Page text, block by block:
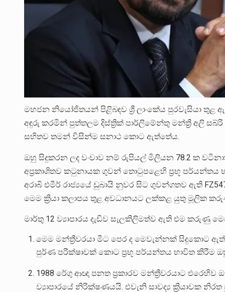
මහජන නියෝජිතයන් පිළිබඳව ශ්‍රී ලාංකේය පුරවැසියා
අඳුරු කරමින් පුත්තලම දිස්ත්‍රික් පාර්ලිමේන්තු මන්ත්‍රී අලි
සහිතව තමන් විසින්ම සනාථ කොට ඇත්තේය.
ඔහු සිදුකරන ලද වංචාව නම් රුපියල් මිලියන 78.2 ක
අප්‍රකාශිතව කටුනායක ගුවන් තොටුපළෙහි ප්‍රභූ පර්යන්තය
අරාබි එමීර් රාජ්‍යයේ ඩුබායි නුවර සිට ගුවන්ගතව ඇති
මෙම ක්‍රියා කලාපය තුළ අවධානයට ලක්කළ යුතු මූලික
මාර්තු 12 ව්‍යාපාරය දැඩිව සැලකිලිමත්ව ඇති එම කරුණු
මෙම මන්ත්‍රීවරයා මීට පෙර ද මෙවැන්නක් සිදුකොට
පුර්ණ පරීක්ෂාවක් කොට ප්‍රභූ පර්යන්තය භාවිත කිරීම
1988 රේගු ආඥා පනත ප්‍රකාරව මන්ත්‍රීවරයාට
ව්‍යාපාරයේ නිරික්ෂණයයි. එවැනි සාවද්‍ය ක්‍රියාවක